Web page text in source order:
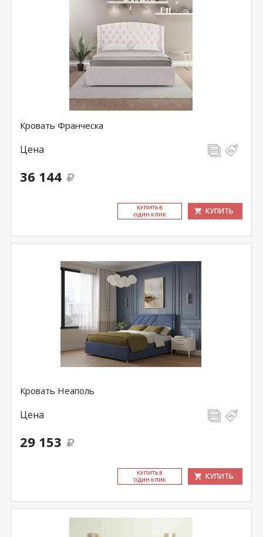
Кровать Франческа
Цена
36 144
КУ­ПИТЬ В
ОДИН КЛИК
КУПИТЬ
Кровать Неаполь
Цена
29 153
КУ­ПИТЬ В
ОДИН КЛИК
КУПИТЬ